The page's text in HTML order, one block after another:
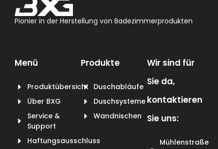
Pionier in der Herstellung von Badezimmerprodukten
Menü
Produktübersicht
Über BXG
Service &
Support
Haftungsausschluss
Produkte
Duschabläufe
Duschsysteme
Wandnischen
Wir sind für
Sie da,
kontaktieren
Sie uns:
Mühlenstraße